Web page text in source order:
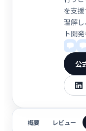
を支
理解
ト開
公
概要 レビュー